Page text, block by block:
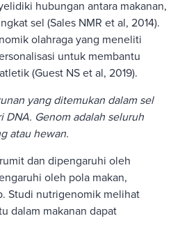
hubungan antara makanan,
sel (Sales NMR et al, 2014).
olahraga yang meneliti
untuk membantu
(Guest NS et al, 2019).
yang ditemukan dalam sel
Genom adalah seluruh
atau hewan.
dan dipengaruhi oleh
oleh pola makan,
Studi nutrigenomik melihat
dalam makanan dapat